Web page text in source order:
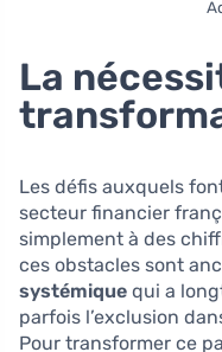
La
Les défis auxquels
secteur financier
simplement à des
ces obstacles sont
systémique qui a
parfois l’exclusion
Pour transformer ce